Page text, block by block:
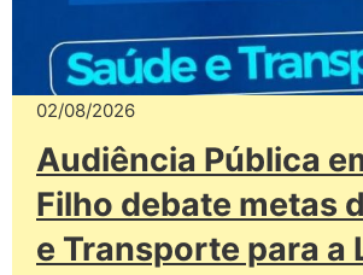
02/08/2026
Audiência Pública
Filho debate metas
e Transporte para a